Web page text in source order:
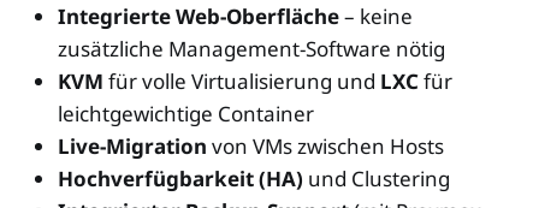
Integrierte Web-Oberfläche– keine
zusätzliche Management-Software nötig
KVM für volle Virtualisierung und LXCfür
leichtgewichtige Container
Live-Migration von VMs zwischen Hosts
Hochverfügbarkeit (HA) und Clustering